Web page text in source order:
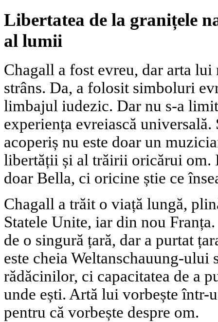
Libertatea de la granițele
al lumii
Chagall a fost evreu, dar arta lui
strâns. Da, a folosit simboluri
limbajul iudezic. Dar nu s-a
experiența evreiască universală.
acoperiș nu este doar un
libertății și al trăirii oricărui om.
doar Bella, ci oricine știe ce
Chagall a trăit o viață lungă,
Statele Unite, iar din nou
de o singură țară, dar a purtat
este cheia Weltanschauung-ului
rădăcinilor, ci capacitatea de a
unde ești. Artă lui vorbește
pentru că vorbește despre om.